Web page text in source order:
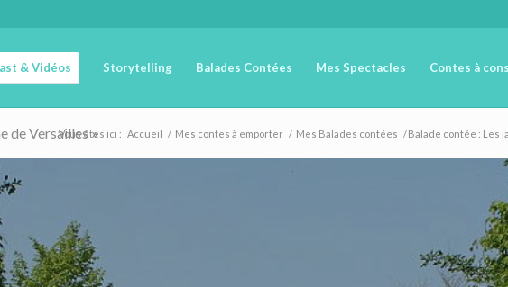
& Vidéos Storytelling Balades Contées Mes Spectacles Contes à
de Versailles »
Vous êtes ici : Accueil / Mes contes à emporter / Mes Balades contées /Balade contée : Les